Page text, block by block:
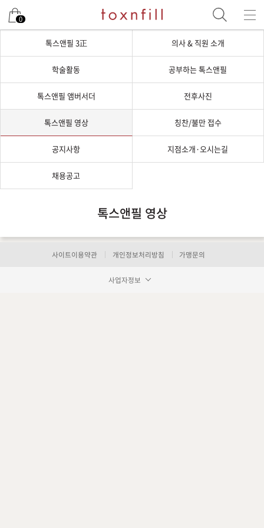
0
톡스앤필 3正 의사 & 직원 소개
학술활동 공부하는 톡스앤필
톡스앤필 앰버서더 전후사진
톡스앤필 영상 칭찬/불만 접수
공지사항 지점소개·오시는길
채용공고
톡스앤필 영상
사이트이용약관 개인정보처리방침 가맹문의
사업자정보